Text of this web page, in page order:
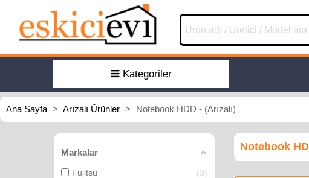
Kategoriler
Ana Sayfa > Arızalı Ürünler > Notebook HDD - (Arızalı)
Markalar
Fujitsu
3
Notebook